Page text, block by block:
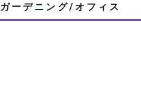
ガーデニング/オフィス